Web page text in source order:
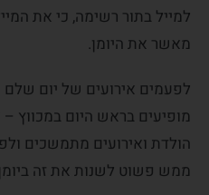
למייל בתור רשימה, כי את
מאשר את היומן.
לפעמים אירועים של יום
מופיעים בראש היום במכווץ
הולדת ואירועים מתמשכים
ממש פשוט לשנות את זה ביומן